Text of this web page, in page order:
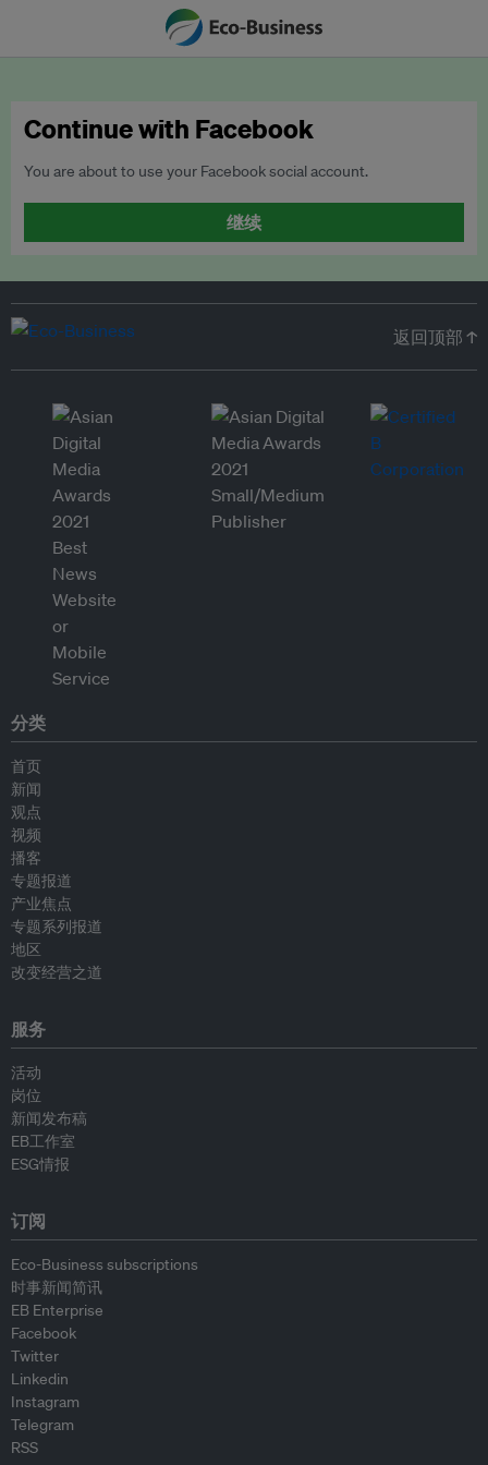
Continue with Facebook
You are about to use your Facebook social account.
继续
返回顶部 ↑
分类
首页
新闻
观点
视频
播客
专题报道
产业焦点
专题系列报道
地区
改变经营之道
服务
活动
岗位
新闻发布稿
EB工作室
ESG情报
订阅
Eco-Business subscriptions
时事新闻简讯
EB Enterprise
Facebook
Twitter
Linkedin
Instagram
Telegram
RSS